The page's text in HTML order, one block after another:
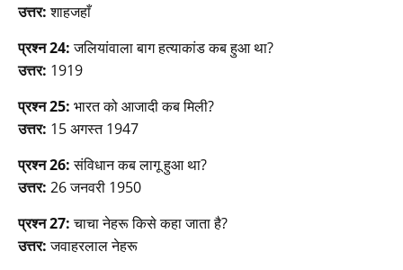
उत्तर:शाहजहाँ
प्रश्न 24:जलियांवाला बाग हत्याकांड कब हुआ था?
उत्तर: 1919
प्रश्न 25: भारत को आजादी कब मिली?
उत्तर: 15 अगस्त 1947
प्रश्न 26:संविधान कब लागू हुआ था?
उत्तर: 26 जनवरी 1950
प्रश्न 27:चाचा नेहरू किसे कहा जाता है?
उत्तर:जवाहरलाल नेहरू